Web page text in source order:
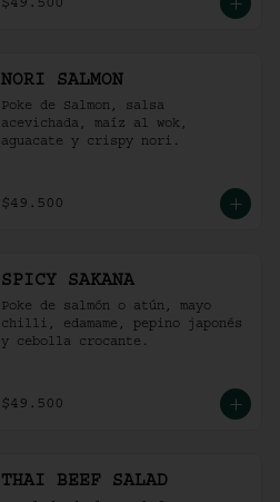
$49.500
NORI SALMON
Poke de Salmon, salsa
acevichada, maíz al wok,
aguacate y crispy nori.
$49.500
SPICY SAKANA
Poke de salmón o atún, mayo
chilli, edamame, pepino japonés
y cebolla crocante.
$49.500
THAI BEEF SALAD